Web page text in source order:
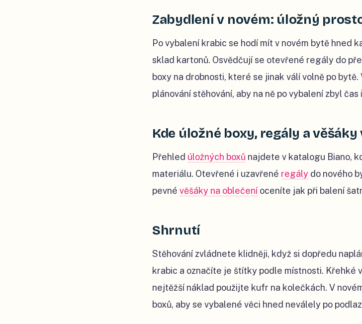
Zabydlení v novém: úložný
Po vybalení krabic se hodí mít v novém bytě hned
sklad kartonů. Osvědčují se otevřené regály do
boxy na drobnosti, které se jinak válí volně po
plánování stěhování, aby na ně po vybalení zbyl čas
Kde úložné boxy, regály a
Přehled úložných boxů najdete v katalogu Biano,
materiálu. Otevřené i uzavřené regály do nového
pevné věšáky na oblečení oceníte jak při balení
Shrnutí
Stěhování zvládnete klidněji, když si dopředu
krabic a označíte je štítky podle místnosti. Křehké
nejtěžší náklad použijte kufr na kolečkách. V
boxů, aby se vybalené věci hned neválely po